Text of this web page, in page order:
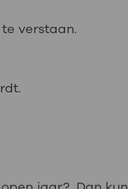
verstaan.